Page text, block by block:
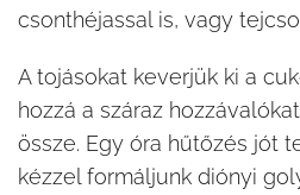
csonthéjassal is, vagy
A tojásokat keverjük ki a
hozzá a száraz
össze. Egy óra hűtőzés jót
kézzel formáljunk diónyi